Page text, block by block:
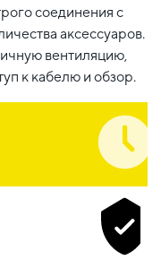
соединения с
аксессуаров.
вентиляцию,
к кабелю и обзор.